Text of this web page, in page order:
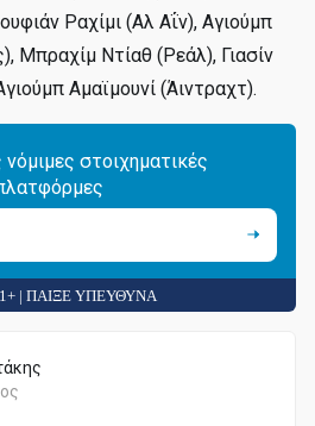
Ραχίμι (Αλ Αΐν), Αγιούμπ
Μπραχίμ Ντίαθ (Ρεάλ), Γιασίν
Αμαϊμουνί (Άιντραχτ).
στοιχηματικές
| ΠΑΙΞΕ ΥΠΕΥΘΥΝΑ